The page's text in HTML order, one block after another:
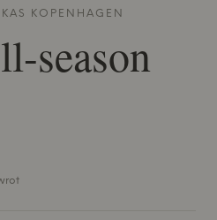
KAS KOPENHAGEN
season